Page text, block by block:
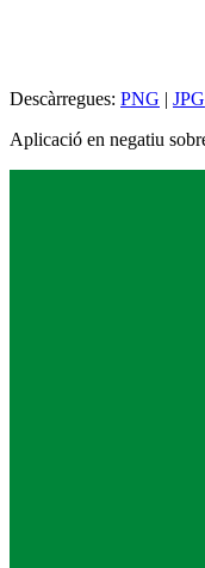
Descàrregues: PNG | JPG
Aplicació en negatiu